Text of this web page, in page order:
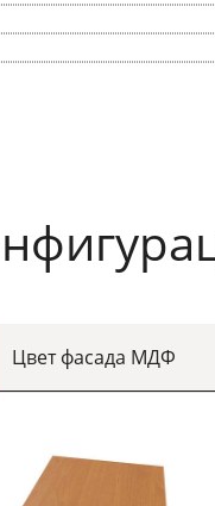
Цвет фасада МДФ